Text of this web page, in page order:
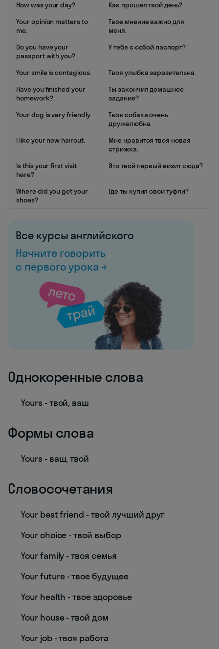
How was your day?
Как прошел твой день?
Your opinion matters to
me.
Твое мнение важно для
меня.
Do you have your
passport with you?
У тебя с собой паспорт?
Your smile is contagious.
Твоя улыбка заразительна.
Have you finished your
homework?
Ты закончил домашнее
задание?
Your dog is very friendly.
Твоя собака очень
дружелюбна.
I like your new haircut.
Мне нравится твоя новая
стрижка.
Is this your first visit
here?
Это твой первый визит сюда?
Where did you get your
shoes?
Где ты купил свои туфли?
Все курсы английского
Начните говорить
с первого урока →
Однокоренные слова
Yours - твой, ваш
Формы слова
Yours - ваш, твой
Словосочетания
Your best friend - твой лучший друг
Your choice - твой выбор
Your family - твоя семья
Your future - твое будущее
Your health - твое здоровье
Your house - твой дом
Your job - твоя работа